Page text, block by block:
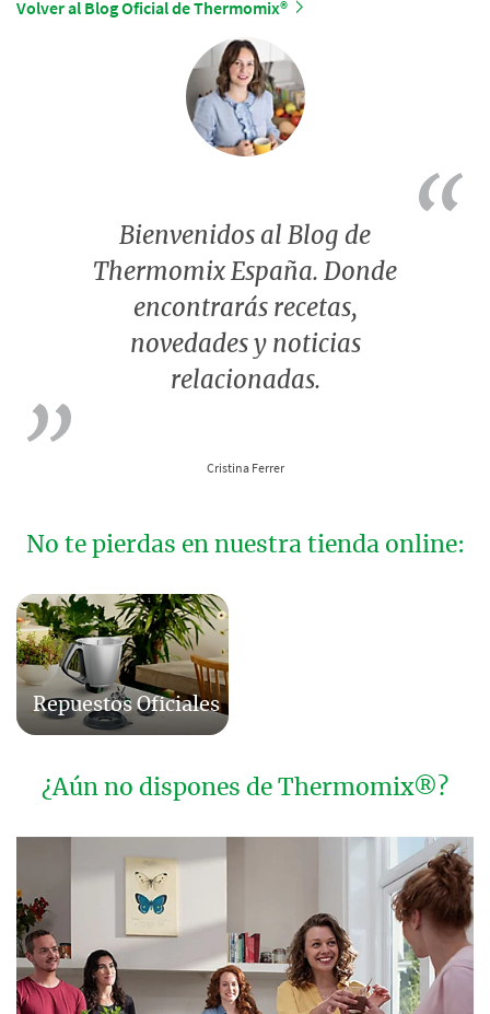
Volver al Blog Oficial de Thermomix®
Bienvenidos al Blog de
Thermomix España. Donde
encontrarás recetas,
novedades y noticias
relacionadas.
Cristina Ferrer
No te pierdas en nuestra tienda online:
Repuestos Oficiales
¿Aún no dispones de Thermomix®?